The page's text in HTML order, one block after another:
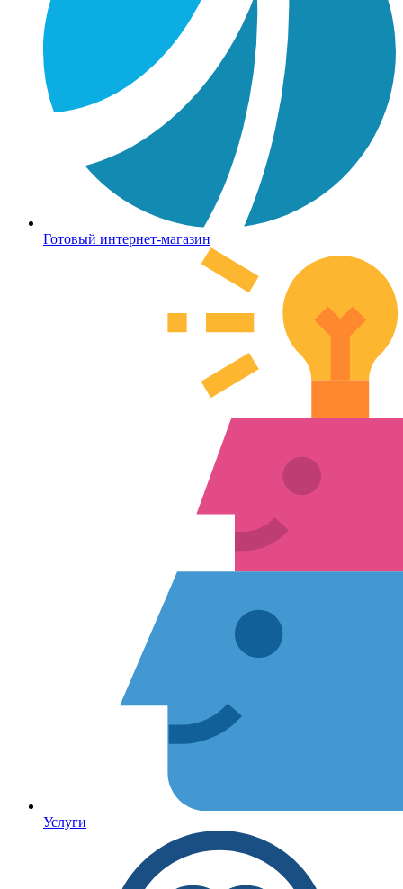
Готовый интернет-магазин
Услуги